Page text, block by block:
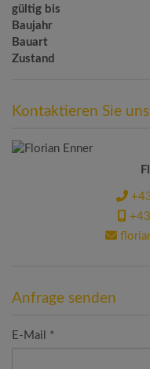
gültig bis
Baujahr
Bauart
Zustand
Kontaktieren Sie uns
Anfrage senden
E-Mail